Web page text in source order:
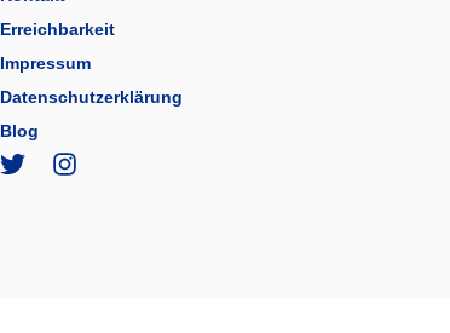
Erreichbarkeit
Impressum
Datenschutzerklärung
Blog